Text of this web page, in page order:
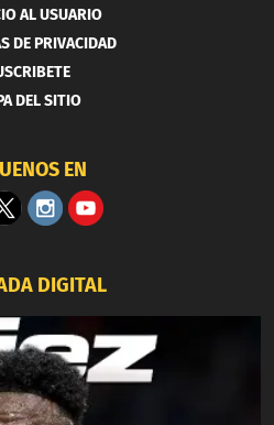
AL USUARIO
DE PRIVACIDAD
DEL SITIO
EN
DIGITAL